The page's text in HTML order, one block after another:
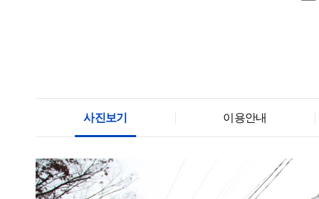
사진보기 이용안내